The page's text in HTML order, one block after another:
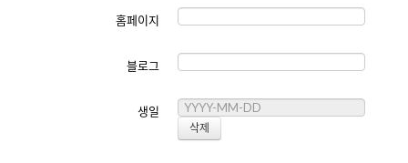
트 이용이 제한되거나, 회원 자격이 정지될 수 있습니다.
사이트는 회원이 게시한 콘텐츠에 대한 책임을 지지 않습니다.
서비스 이용 중 발생한 손해에 대해 사이트는 법적 책임을 지지 않습니다.
사이트는 필요에 따라 본 약관을 변경할 수 있으며, 변경된 약관은 사이트
에 게시함으로써 효력을 발생합니다.
홈페이지
블로그
생일